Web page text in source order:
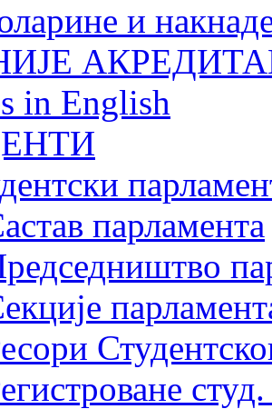
и
in English
парламента